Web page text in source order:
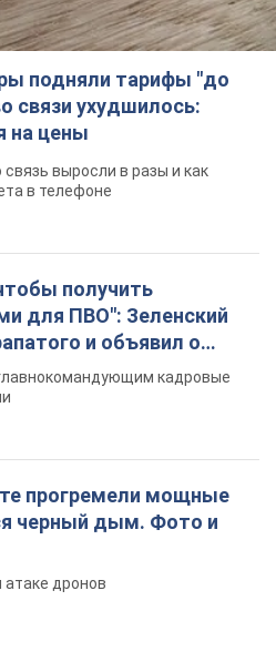
подняли тарифы "до
связи ухудшилось:
на цены
выросли в разы и как
в телефоне
получить
для ПВО": Зеленский
и объявил о
кадровые
прогремели мощные
черный дым. Фото и
атаке дронов